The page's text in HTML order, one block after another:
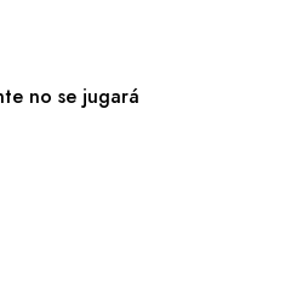
no se jugará